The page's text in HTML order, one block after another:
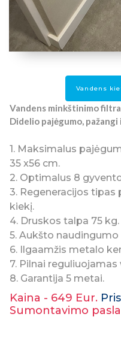
Vandens
Vandens minkštinimo
Didelio pajėgumo,
1. Maksimalus
35 x56 cm.
2. Optimalus 8
3. Regeneracijos
kiekį.
4. Druskos talpa 75 kg.
5. Aukšto naudingumo
6. Ilgaamžis metalo
7. Pilnai
8. Garantija 5 metai.
Kaina - 649 Eur.
Sumontavimo